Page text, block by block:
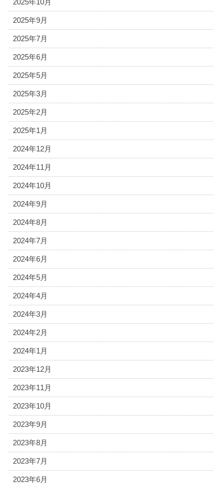
2025年10月
2025年9月
2025年7月
2025年6月
2025年5月
2025年3月
2025年2月
2025年1月
2024年12月
2024年11月
2024年10月
2024年9月
2024年8月
2024年7月
2024年6月
2024年5月
2024年4月
2024年3月
2024年2月
2024年1月
2023年12月
2023年11月
2023年10月
2023年9月
2023年8月
2023年7月
2023年6月